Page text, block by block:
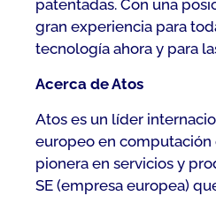
patentadas. Con una
gran experiencia para
tecnología ahora y para
Acerca de Atos
Atos es un líder
europeo en computación
pionera en servicios y
SE (empresa europea)